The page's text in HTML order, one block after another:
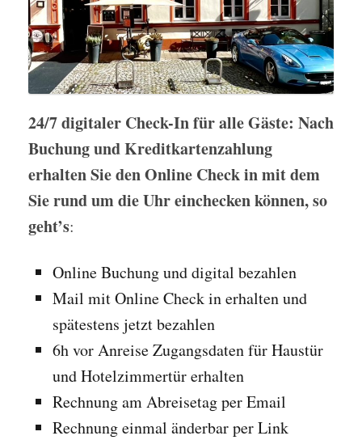
24/7 digitaler Check-In für alle Gäste: Nach
Buchung und Kreditkartenzahlung
erhalten Sie den Online Check in mit dem
Sie rund um die Uhr einchecken können, so
geht’s:
Online Buchung und digital bezahlen
Mail mit Online Check in erhalten und
spätestens jetzt bezahlen
6h vor Anreise Zugangsdaten für Haustür
und Hotelzimmertür erhalten
Rechnung am Abreisetag per Email
Rechnung einmal änderbar per Link